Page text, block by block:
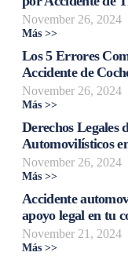
November 26, 2024
Más >>
Los 5 Errores
Accidente de
November 26, 2024
Más >>
Derechos Legales
Automovilísticos
November 26, 2024
Más >>
Accidente
apoyo legal en tu
November 21, 2024
Más >>